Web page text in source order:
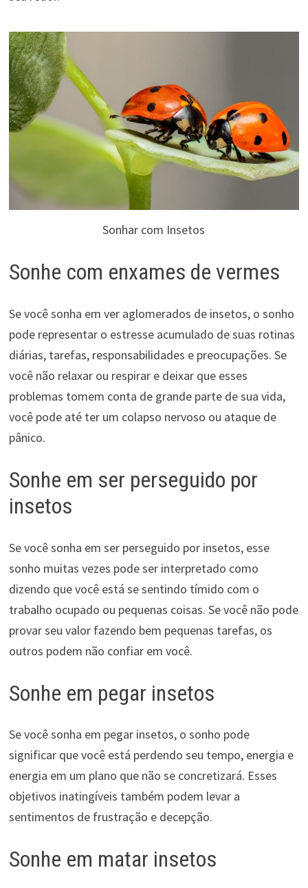
Sonhar com Insetos
Sonhe com enxames de vermes
Se você sonha em ver aglomerados de insetos, o sonho
pode representar o estresse acumulado de suas rotinas
diárias, tarefas, responsabilidades e preocupações. Se
você não relaxar ou respirar e deixar que esses
problemas tomem conta de grande parte de sua vida,
você pode até ter um colapso nervoso ou ataque de
pânico.
Sonhe em ser perseguido por
insetos
Se você sonha em ser perseguido por insetos, esse
sonho muitas vezes pode ser interpretado como
dizendo que você está se sentindo tímido com o
trabalho ocupado ou pequenas coisas. Se você não pode
provar seu valor fazendo bem pequenas tarefas, os
outros podem não confiar em você.
Sonhe em pegar insetos
Se você sonha em pegar insetos, o sonho pode
significar que você está perdendo seu tempo, energia e
energia em um plano que não se concretizará. Esses
objetivos inatingíveis também podem levar a
sentimentos de frustração e decepção.
Sonhe em matar insetos